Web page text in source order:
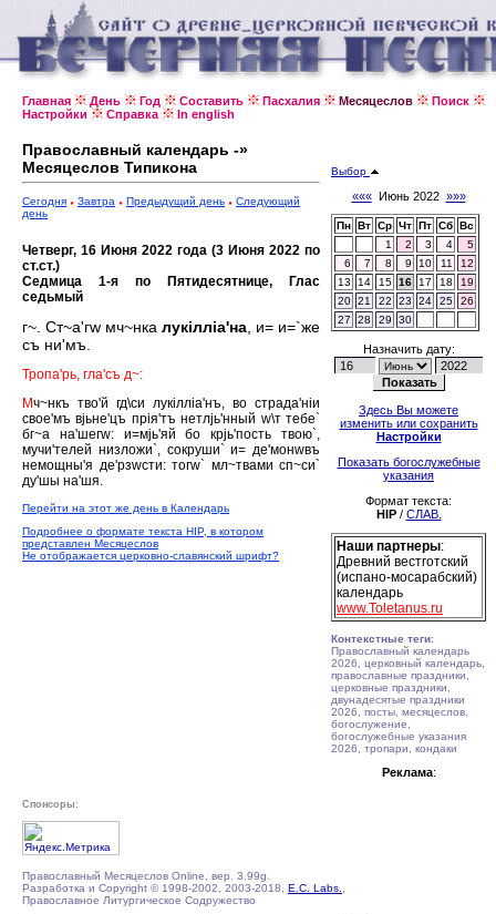
Главная День Год Составить Пасхалия Месяцеслов
Поиск
Настройки
Справка In english
Православный календарь -»
Месяцеслов Типикона
Сегодня Завтра Предыдущий день
Следующий
день
Четверг, 16 Июня 2022 года (3 Июня 2022 по
ст.ст.)
Седмица 1-я по Пятидесятнице, Глас
седьмый
г~. Ст~а'гw мч~нка лукiллiа'на , и= и=`же
съ ни'мъ.
Тропа'рь, гла'съ д~:
Мч~нкъ тво'й гд\си лукiллiа'нъ, во страда'нiи
свое'мъ вjьне'цъ прiя'тъ нетлjь'нный w\т тебе`
бг~а на'шегw: и=мjь'яй бо крjь'пость твою`,
мучи'телей низложи`, сокруши` и= де'монwвъ
немощны'я де'рзwсти: тогw` мл~твами сп~си`
ду'шы на'шя.
Перейти на этот же день в Календарь
Подробнее о формате текста HIP, в котором
представлен Месяцеслов
Не отображается церковно-славянский шрифт?
Выбор
«««Июнь 2022 »»»
Пн Вт Ср Чт Пт Сб Вс
1
2 3 4
5
6
7 8 9 10 11
12
13
14 15 16 17 18
19
20 21 22 23 24 25
26
27
28 29 30
Назначить дату:
Здесь Вы можете
изменить или сохранить
Настройки
Показать богослужебные
указания
Формат текста:
HIP/ СЛАВ.
Наши партнеры:
Древний вестготский
(испано-мосарабский)
календарь
www.Toletanus.ru
Контекстные теги:
Православный календарь
2026, церковный календарь,
православные праздники,
церковные праздники,
двунадесятые праздники
2026, посты, месяцеслов,
богослужение,
богослужебные указания
2026, тропари, кондаки
Реклама:
Спонсоры:
Православный Месяцеслов Online, вер. 3.99g.
Разработка и Copyright © 1998-2002, 2003-2018, E.C. Labs.
Православное Литургическое Содружество